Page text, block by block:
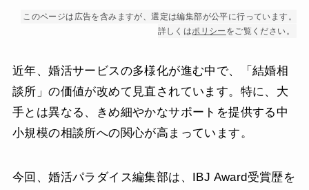
このページは広告を含みますが、選定は編集部が公平に行っています。
詳しくはポリシー をご覧ください。
近年、婚活サービスの多様化が進む中で、「結婚相
談所」の価値が改めて見直されています。特に、大
手とは異なる、きめ細やかなサポートを提供する中
小規模の相談所への関心が高まっています。
今回、婚活パラダイス編集部は、IBJ Award受賞歴を